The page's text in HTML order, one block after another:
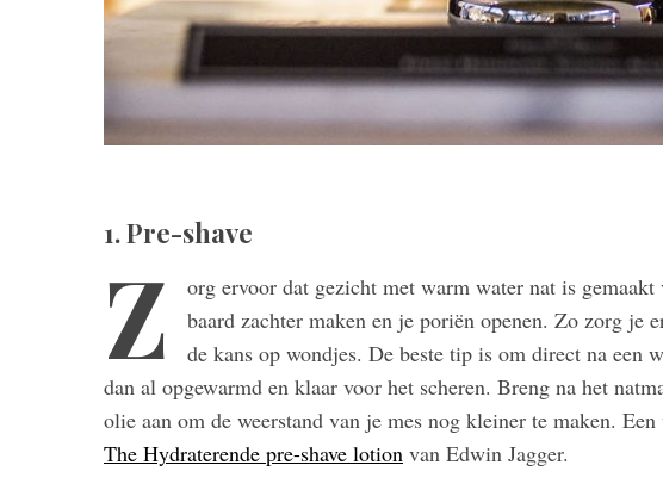
1. Pre-shave
Z
org ervoor dat gezicht met warm water nat is
baard zachter maken en je poriën openen. Zo zorg je
de kans op wondjes. De beste tip is om direct na een
dan al opgewarmd en klaar voor het scheren. Breng na het
olie aan om de weerstand van je mes nog kleiner te maken.
The Hydraterende pre-shave lotion van Edwin Jagger.